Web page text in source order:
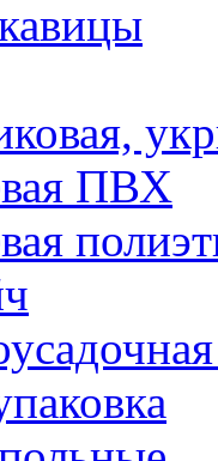
ПВХ